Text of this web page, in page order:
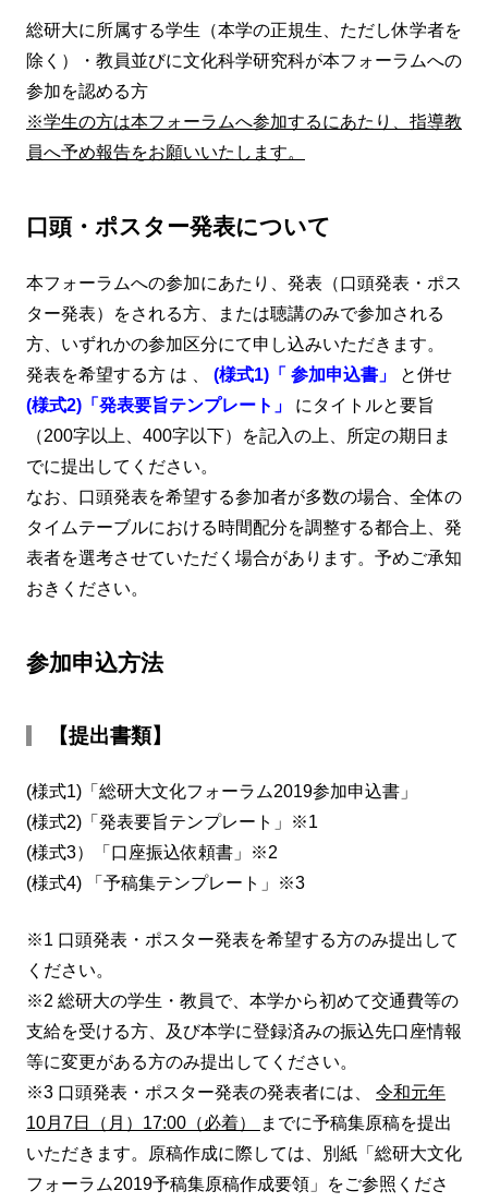
総研大に所属する学生（本学の正規生、ただし休学者を
除く）・教員並びに文化科学研究科が本フォーラムへの
参加を認める方
※学生の方は本フォーラムへ参加するにあたり、指導教
員へ予め報告をお願いいたします。
口頭・ポスター発表について
本フォーラムへの参加にあたり、発表（口頭発表・ポス
ター発表）をされる方、または聴講のみで参加される
方、いずれかの参加区分にて申し込みいただきます。
発表を希望する方 は (様式1)「 参加申込書」
と併せ
(様式2)「発表要旨テンプレート」 にタイトルと要旨
（200字以上、400字以下）を記入の上、所定の期日ま
でに提出してください。
なお、口頭発表を希望する参加者が多数の場合、全体の
タイムテーブルにおける時間配分を調整する都合上、発
表者を選考させていただく場合があります。予めご承知
おきください。
参加申込方法
【提出書類】
(様式1)「総研大文化フォーラム2019参加申込書」
(様式2)「発表要旨テンプレート」※1
(様式3）「口座振込依頼書」※2
(様式4) 「予稿集テンプレート」※3
※1 口頭発表・ポスター発表を希望する方のみ提出して
ください。
※2 総研大の学生・教員で、本学から初めて交通費等の
支給を受ける方、及び本学に登録済みの振込先口座情報
等に変更がある方のみ提出してください。
※3 口頭発表・ポスター発表の発表者には、 令和元年
10月7日（月）17:00（必着）
までに予稿集原稿を提出
いただきます。原稿作成に際しては、別紙「総研大文化
フォーラム2019予稿集原稿作成要領」をご参照くださ